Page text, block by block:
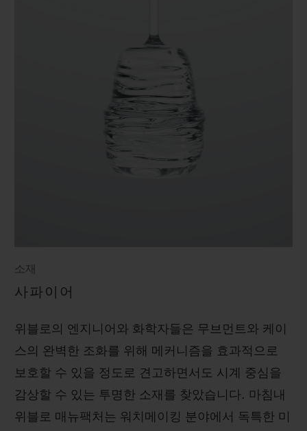
소재
사파이어
위블로의 엔지니어와 화학자들은 무브먼트와 케이
스의 완벽한 조화를 위해 메커니즘을 효과적으로
보호할 수 있을 정도로 견고하면서도 시계 중심을
감상할 수 있는 투명한 소재를 찾았습니다. 마침내
위블로 매뉴팩처는 워치메이킹 분야에서 독특한 미